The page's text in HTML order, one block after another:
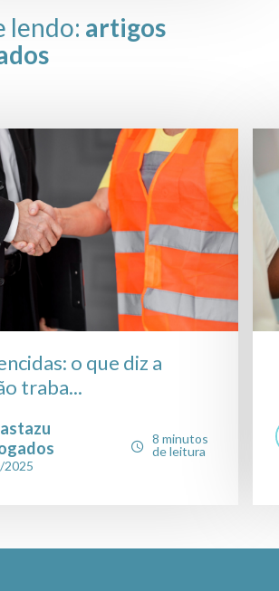
lendo: artigos
o que diz a
traba...
2025
8 minutos
de leitura